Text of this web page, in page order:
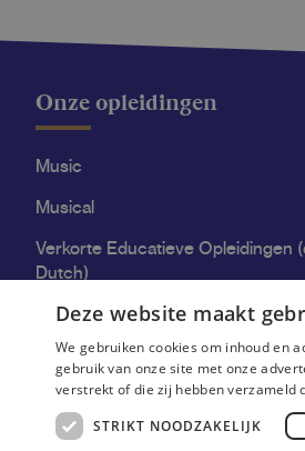
Onze opleidingen
Music
Musical
Verkorte Educatieve Opleidingen
Dutch)
High-quality education at KCB
Deze website maakt
We gebruiken cookies om inhoud en
gebruik van onze site met onze
verstrekt of die zij hebben verzameld
STRIKT NOODZAKELIJK